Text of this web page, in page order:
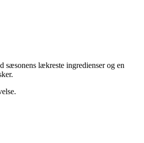
lækreste ingredienser og en